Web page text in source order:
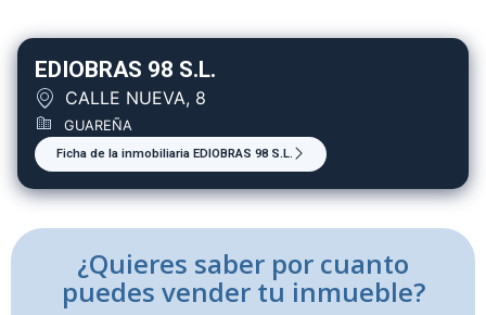
EDIOBRAS 98 S.L.
CALLE NUEVA, 8
GUAREÑA
Ficha de la inmobiliaria EDIOBRAS 98 S.L.
¿Quieres saber por cuanto
puedes vender tu inmueble?